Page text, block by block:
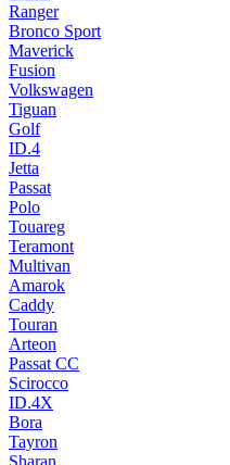
Ranger
Bronco Sport
Maverick
Fusion
Volkswagen
Tiguan
Golf
ID.4
Jetta
Passat
Polo
Touareg
Teramont
Multivan
Amarok
Caddy
Touran
Arteon
Passat CC
Scirocco
ID.4X
Bora
Tayron
Sharan